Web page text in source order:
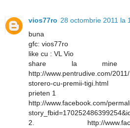
vios77ro 28 octombrie 2011 la
buna
gfc: vios77ro
like cu : VL Vio
share la
http://www.pentrudive.com/
storero-cu-premii-tigi.html
prieten 1
http://www.facebook.com/
2. http://